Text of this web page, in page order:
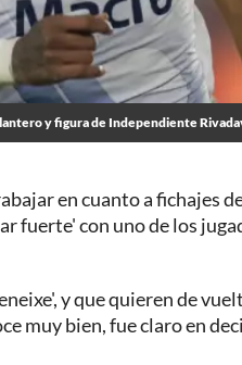
y figura de Independiente
en cuanto a fichajes
fuerte' con uno de los
y que quieren de
muy bien, fue claro en